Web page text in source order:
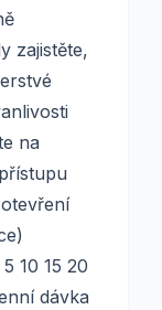
zajistěte,
na
10 15 20
dávka